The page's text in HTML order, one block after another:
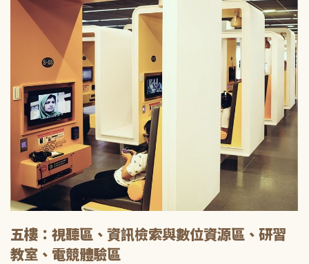
五樓：視聽區、資訊檢索與數位資源區、研習
教室、電競體驗區